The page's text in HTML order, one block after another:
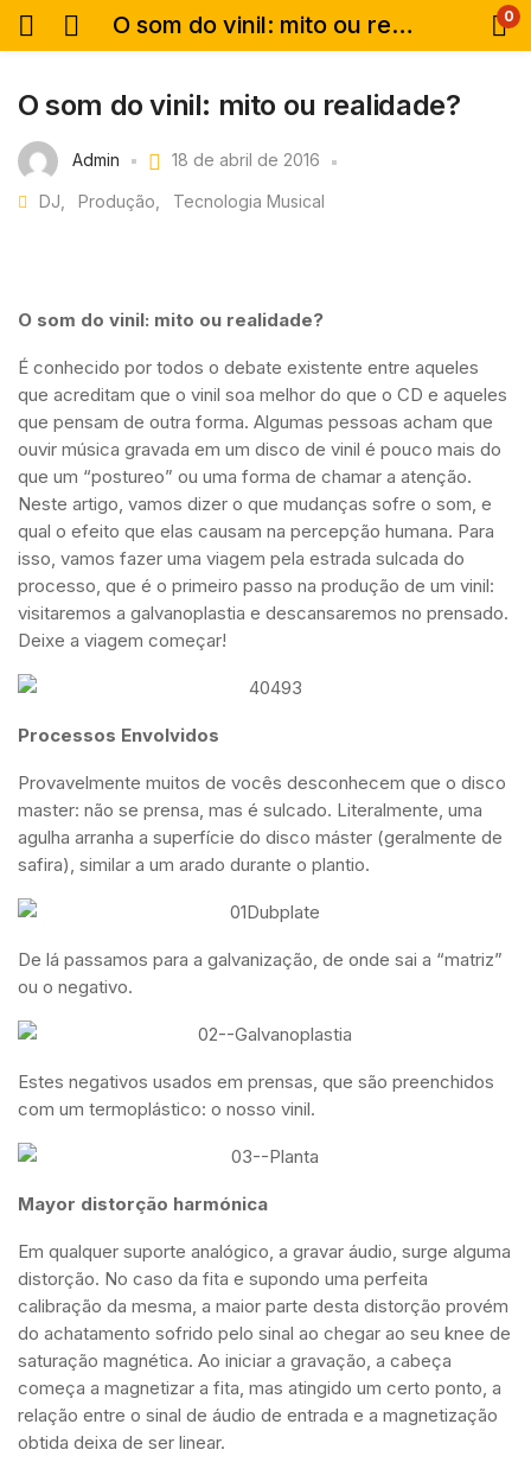
O som do vinil: mito ou realidade? 0
O som do vinil: mito ou realidade?
Admin 18 de abril de 2016
DJ Produção Tecnologia Musical
O som do vinil: mito ou realidade?
É conhecido por todos o debate existente entre aqueles
que acreditam que o vinil soa melhor do que o CD e aqueles
que pensam de outra forma. Algumas pessoas acham que
ouvir música gravada em um disco de vinil é pouco mais do
que um “postureo” ou uma forma de chamar a atenção.
Neste artigo, vamos dizer o que mudanças sofre o som, e
qual o efeito que elas causam na percepção humana. Para
isso, vamos fazer uma viagem pela estrada sulcada do
processo, que é o primeiro passo na produção de um vinil:
visitaremos a galvanoplastia e descansaremos no prensado.
Deixe a viagem começar!
Processos Envolvidos
Provavelmente muitos de vocês desconhecem que o disco
master: não se prensa, mas é sulcado. Literalmente, uma
agulha arranha a superfície do disco máster (geralmente de
safira), similar a um arado durante o plantio.
De lá passamos para a galvanização, de onde sai a “matriz”
ou o negativo.
Estes negativos usados em prensas, que são preenchidos
com um termoplástico: o nosso vinil.
Mayor distorção harmónica
Em qualquer suporte analógico, a gravar áudio, surge alguma
distorção. No caso da fita e supondo uma perfeita
calibração da mesma, a maior parte desta distorção provém
do achatamento sofrido pelo sinal ao chegar ao seu knee de
saturação magnética. Ao iniciar a gravação, a cabeça
começa a magnetizar a fita, mas atingido um certo ponto, a
relação entre o sinal de áudio de entrada e a magnetização
obtida deixa de ser linear.